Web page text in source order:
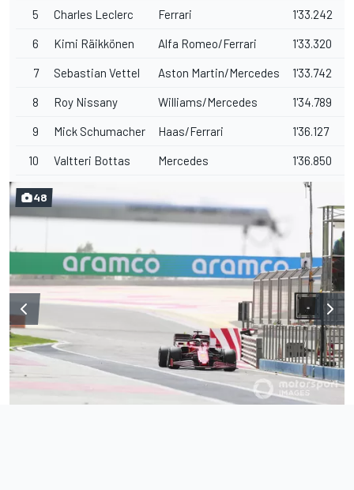
5 Charles Leclerc Ferrari 1'33.242
6 Kimi Räikkönen Alfa Romeo/Ferrari 1'33.320
7 Sebastian Vettel Aston Martin/Mercedes 1'33.742
8 Roy Nissany Williams/Mercedes 1'34.789
9 Mick Schumacher Haas/Ferrari 1'36.127
10 Valtteri Bottas Mercedes 1'36.850
48